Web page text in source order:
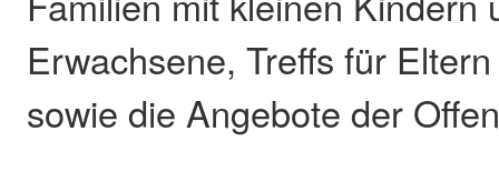
Erwachsene, Treffs für
sowie die Angebote der